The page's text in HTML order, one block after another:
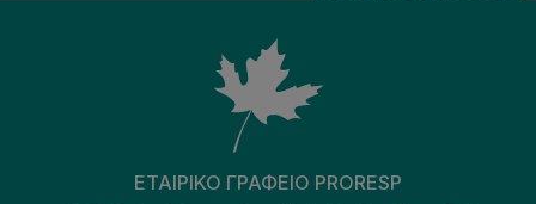
ΕΤΑΙΡΙΚΌ ΓΡΑΦΕΊΟ PRORESP